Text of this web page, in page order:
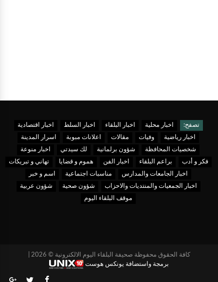
تصفح: اخبار محلية اخبار البلقاء اخبار السلط
اخبار اقتصادية
اخبار رياضية
وفيات مقالات اعلانات مبوبة
اسرار المدينة
شخصيات المحافظة
شؤون برلمانية لك سيدتي
اخبار منوعة
فكر و أدب
براعم البلقاء اخبار الفن هموم و قضايا
تهاني و تبريكات
اخبار الجامعات والمدارس
مناسبات اجتماعية
اسم و خبر
اخبار الجمعيات والمنتديات والاحزاب
شؤون صحية
شؤون عربية
موقف البلقاء اليوم
كافة الحقوق محفوظة صحيفة البلقاء اليوم الالكترونية © 2026 |
برمجة واستضافة يونكس هوست